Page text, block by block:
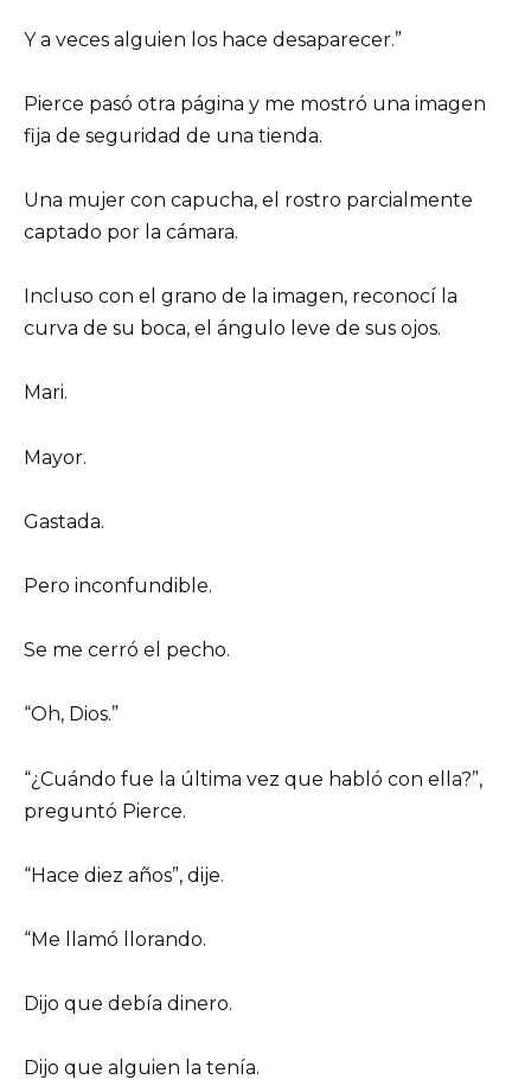
Y a veces alguien los hace desaparecer.”
Pierce pasó otra página y me mostró una imagen
fija de seguridad de una tienda.
Una mujer con capucha, el rostro parcialmente
captado por la cámara.
Incluso con el grano de la imagen, reconocí la
curva de su boca, el ángulo leve de sus ojos.
Mari.
Mayor.
Gastada.
Pero inconfundible.
Se me cerró el pecho.
“Oh, Dios.”
“¿Cuándo fue la última vez que habló con ella?”,
preguntó Pierce.
“Hace diez años”, dije.
“Me llamó llorando.
Dijo que debía dinero.
Dijo que alguien la tenía.